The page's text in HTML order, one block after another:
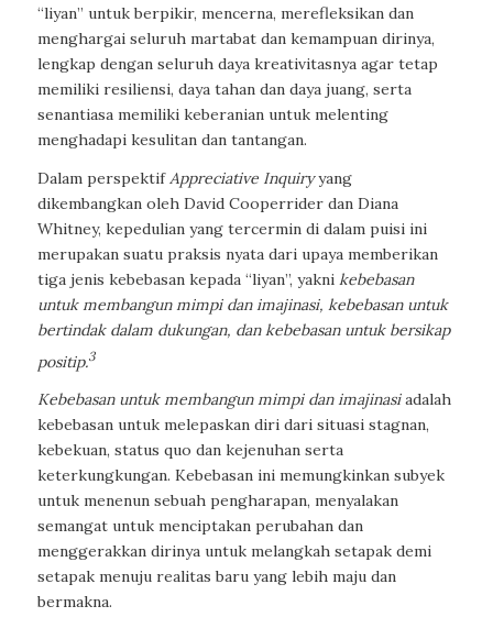
“liyan” untuk berpikir, mencerna, merefleksikan dan
menghargai seluruh martabat dan kemampuan dirinya,
lengkap dengan seluruh daya kreativitasnya agar tetap
memiliki resiliensi, daya tahan dan daya juang, serta
senantiasa memiliki keberanian untuk melenting
menghadapi kesulitan dan tantangan.
Dalam perspektifAppreciative Inquiryyang
dikembangkan oleh David Cooperrider dan Diana
Whitney, kepedulian yang tercermin di dalam puisi ini
merupakan suatu praksis nyata dari upaya memberikan
tiga jenis kebebasan kepada “liyan”, yakni kebebasan
untuk membangun mimpi dan imajinasi, kebebasan untuk
bertindak dalam dukungan, dan kebebasan untuk bersikap
positip.3
Kebebasan untuk membangun mimpi dan imajinasiadalah
kebebasan untuk melepaskan diri dari situasi stagnan,
kebekuan, status quo dan kejenuhan serta
keterkungkungan. Kebebasan ini memungkinkan subyek
untuk menenun sebuah pengharapan, menyalakan
semangat untuk menciptakan perubahan dan
menggerakkan dirinya untuk melangkah setapak demi
setapak menuju realitas baru yang lebih maju dan
bermakna.